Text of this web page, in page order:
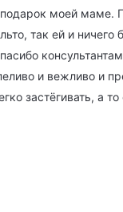
моей маме.
так ей и
и вежливо и
застёгивать, а